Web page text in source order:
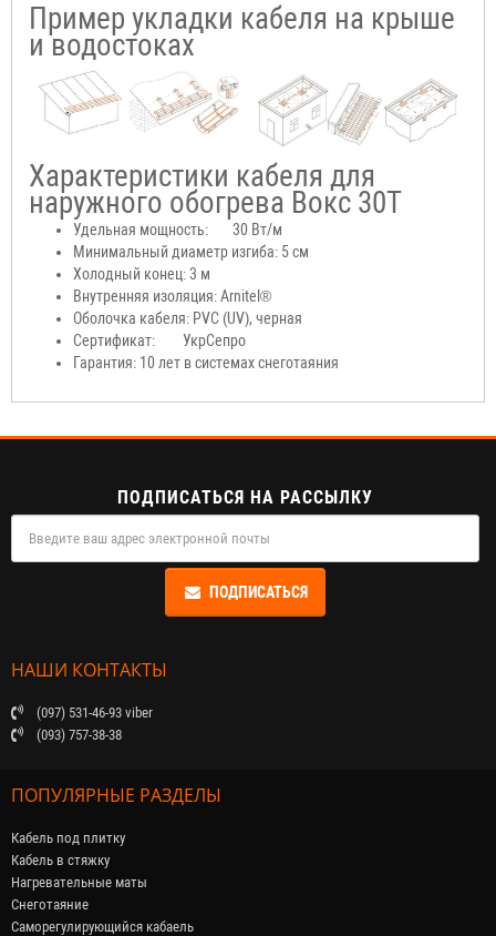
Пример укладки кабеля на крыше
и водостоках
Характеристики кабеля для
наружного обогрева Вокс 30T
Удельная мощность:
30 Вт/м
Минимальный диаметр изгиба: 5 см
Холодный конец: 3 м
Внутренняя изоляция: Arnitel®
Оболочка кабеля: PVC (UV), черная
Сертификат:
УкрСепро
Гарантия: 10 лет в системах снеготаяния
ПОДПИСАТЬСЯ НА РАССЫЛКУ
ПОДПИСАТЬСЯ
НАШИ КОНТАКТЫ
(097) 531-46-93 viber
(093) 757-38-38
ПОПУЛЯРНЫЕ РАЗДЕЛЫ
Кабель под плитку
Кабель в стяжку
Нагревательные маты
Снеготаяние
Саморегулирующийся кабaель